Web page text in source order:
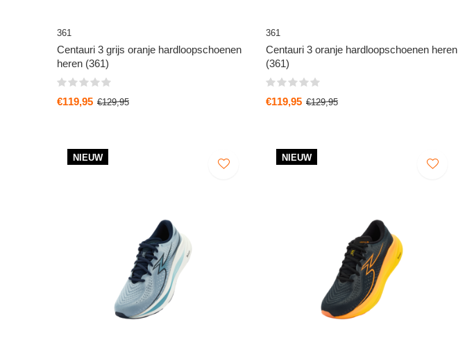
361
Centauri 3 grijs oranje hardloopschoenen
heren (361)
€119,95 €129,95
361
Centauri 3 oranje hardloopschoenen heren
(361)
€119,95 €129,95
NIEUW NIEUW